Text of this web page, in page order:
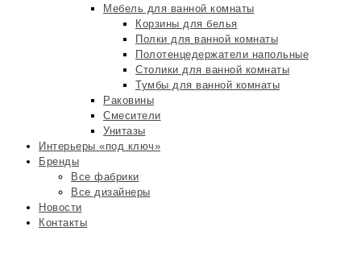
Мебель для ванной комнаты
Корзины для белья
Полки для ванной комнаты
Полотенцедержатели напольные
Столики для ванной комнаты
Тумбы для ванной комнаты
Раковины
Смесители
Унитазы
Интерьеры «под ключ»
Бренды
Все фабрики
Все дизайнеры
Новости
Контакты